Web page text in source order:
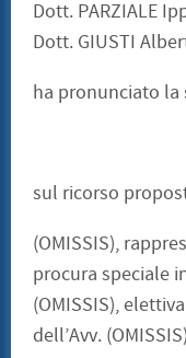
Dott. PARZIALE
Dott. GIUSTI
ha pronunciato la
sul ricorso
(OMISSIS),
procura speciale
(OMISSIS),
dell’Avv.